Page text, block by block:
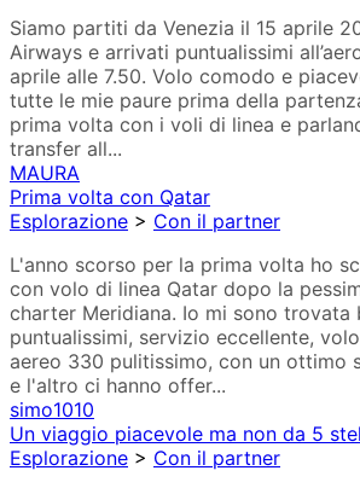
Siamo partiti da Venezia il 15 aprile
Airways e arrivati puntualissimi
aprile alle 7.50. Volo comodo e
tutte le mie paure prima della
prima volta con i voli di linea e
transfer all...
MAURA
Prima volta con Qatar
Esplorazione > Con il partner
L'anno scorso per la prima volta ho
con volo di linea Qatar dopo la
charter Meridiana. Io mi sono trovata
puntualissimi, servizio eccellente,
aereo 330 pulitissimo, con un ottimo
e l'altro ci hanno offer...
simo1010
Un viaggio piacevole ma non da 5
Esplorazione > Con il partner